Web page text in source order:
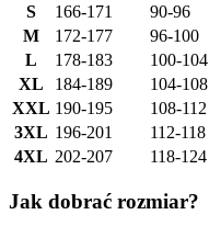
S
166-171 90-96
M
172-177 96-100
L
178-183 100-104
XL
184-189 104-108
XXL 190-195 108-112
3XL 196-201 112-118
4XL 202-207 118-124
Jak dobrać rozmiar?